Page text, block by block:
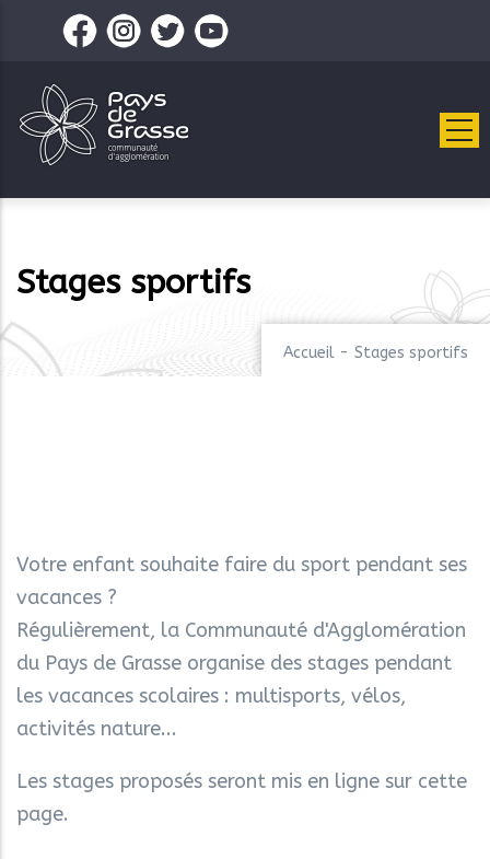
contenu
principal
Stages sportifs
Accueil - Stages sportifs
Votre enfant souhaite faire du sport pendant ses
vacances ?
Régulièrement, la Communauté d'Agglomération
du Pays de Grasse organise des stages pendant
les vacances scolaires : multisports, vélos,
activités nature...
Les stages proposés seront mis en ligne sur cette
page.